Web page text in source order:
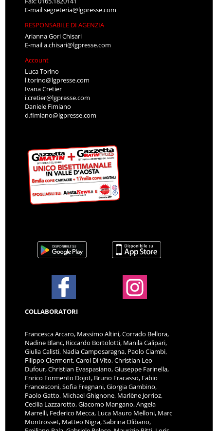
E-mailsegreteria@lgpresse.com
RESPONSABILE DI AGENZIA
Arianna Gori Chisari
E-maila.chisari@lgpresse.com
Account
Luca Torino
l.torino@lgpresse.com
Ivana Cretier
i.cretier@lgpresse.com
Daniele Fimiano
d.fimiano@lgpresse.com
COLLABORATORI
Francesca Arcaro, Massimo Altini, Corrado Bellora,
Nadine Blanc, Riccardo Bortolotti, Manila Calipari,
Giulia Calisti, Nadia Camposaragna, Paolo Ciambi,
Filippo Clermont, Carol Di Vito, Christian Leo
Dufour, Christian Evaspasiano, Giuseppe Farinella,
Enrico Formento Dojot, Bruno Fracasso, Fabio
Francesconi, Sofia Fregnani, Giorgia Gambino,
Paolo Gatto, Michael Ghignone, Marlène Jorrioz,
Cecilia Lazzarotto, Giacomo Mangano, Angela
Marrelli, Federico Mecca, Luca Mauro Melloni, Marc
Montrosset, Matteo Nigra, Sabrina Olibano,